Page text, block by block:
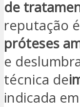
de
reputação
próteses
e
técnica de
indicada